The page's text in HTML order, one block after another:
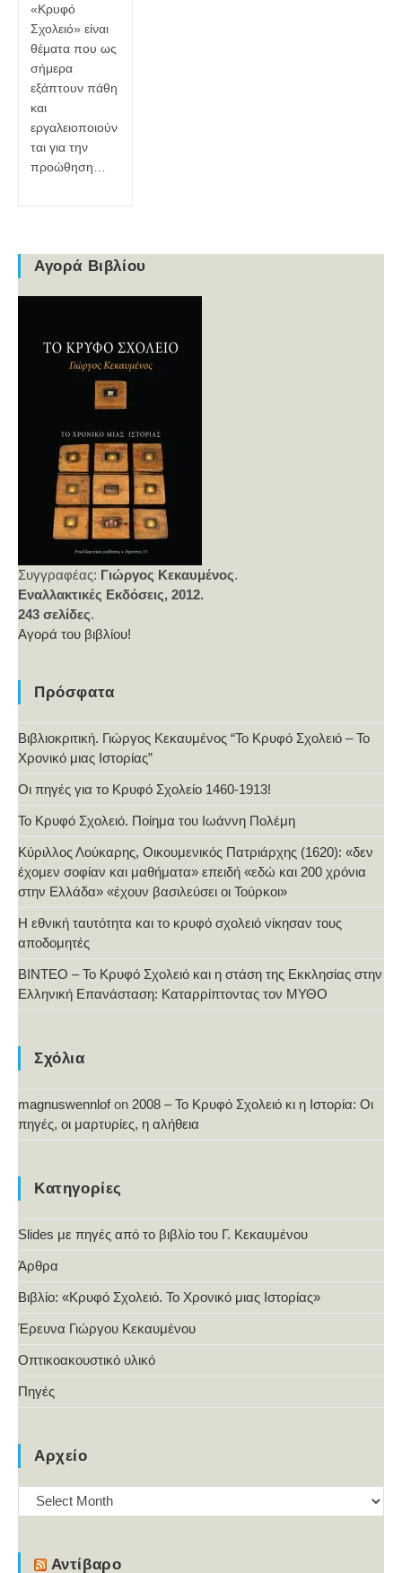
«Κρυφό
Σχολειό» είναι
θέματα που ως
σήμερα
εξάπτουν πάθη
και
εργαλειοποιούν
ται για την
προώθηση…
Αγορά Βιβλίου
Συγγραφέας: Γιώργος Κεκαυμένος.
Εναλλακτικές Εκδόσεις, 2012.
243 σελίδες.
Αγορά του βιβλίου!
Πρόσφατα
Βιβλιοκριτική. Γιώργος Κεκαυμένος “Το Κρυφό Σχολειό – Το
Χρονικό μιας Ιστορίας”
Οι πηγές για το Κρυφό Σχολείο 1460-1913!
Το Κρυφό Σχολειό. Ποίημα του Ιωάννη Πολέμη
Κύριλλος Λούκαρης, Οικουμενικός Πατριάρχης (1620): «δεν
έχομεν σοφίαν και μαθήματα» επειδή «εδώ και 200 χρόνια
στην Ελλάδα» «έχουν βασιλεύσει οι Τούρκοι»
Η εθνική ταυτότητα και το κρυφό σχολειό νίκησαν τους
αποδομητές
ΒΙΝΤΕΟ – Το Κρυφό Σχολειό και η στάση της Εκκλησίας στην
Ελληνική Επανάσταση: Καταρρίπτοντας τον ΜΥΘΟ
Σχόλια
magnuswennlofon 2008 – Το Κρυφό Σχολειό κι η Ιστορία: Οι
πηγές, οι μαρτυρίες, η αλήθεια
Κατηγορίες
Slides με πηγές από το βιβλίο του Γ. Κεκαυμένου
Άρθρα
Βιβλίο: «Κρυφό Σχολειό. Το Χρονικό μιας Ιστορίας»
Έρευνα Γιώργου Κεκαυμένου
Οπτικοακουστικό υλικό
Πηγές
Αρχείο
Αρχείο
Αντίβαρο